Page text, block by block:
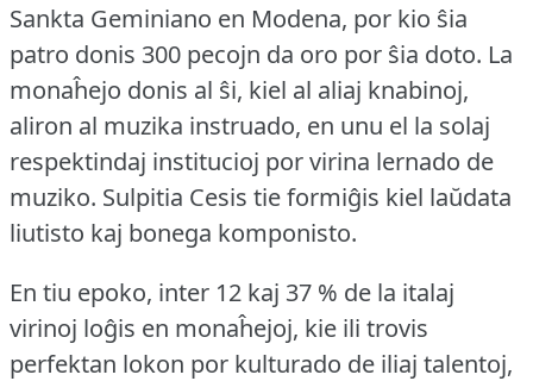
Sankta Geminiano en Modena, por kio ŝia
patro donis 300 pecojn da oro por ŝia doto. La
monaĥejo donis al ŝi, kiel al aliaj knabinoj,
aliron al muzika instruado, en unu el la solaj
respektindaj institucioj por virina lernado de
muziko. Sulpitia Cesis tie formiĝis kiel laŭdata
liutisto kaj bonega komponisto.
En tiu epoko, inter 12 kaj 37 % de la italaj
virinoj loĝis en monaĥejoj, kie ili trovis
perfektan lokon por kulturado de iliaj talentoj,